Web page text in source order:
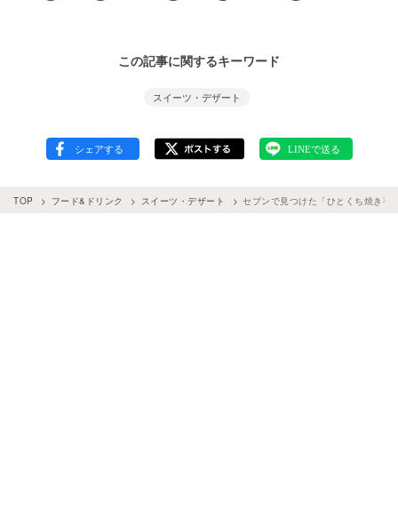
この記事に関するキーワード
スイーツ・デザート
TOP フード&ドリンク スイーツ・デザート セブンで見つけた「ひとくち焼き芋